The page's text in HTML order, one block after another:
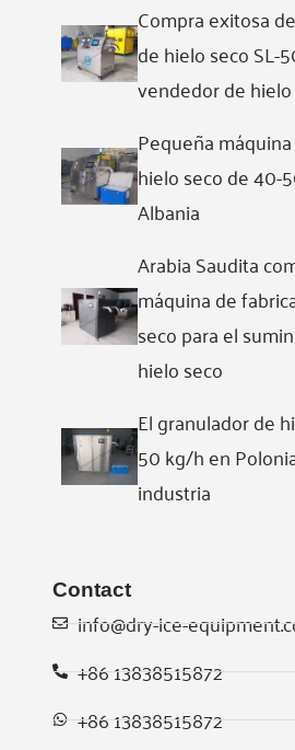
Compra exitosa
de hielo seco SL-
vendedor de
Pequeña
hielo seco de 40-
Albania
Arabia Saudita
máquina de
seco para el
hielo seco
El granulador de
50 kg/h en
industria
Contact
info@dry-ice-
+86 13838515872
+86 13838515872